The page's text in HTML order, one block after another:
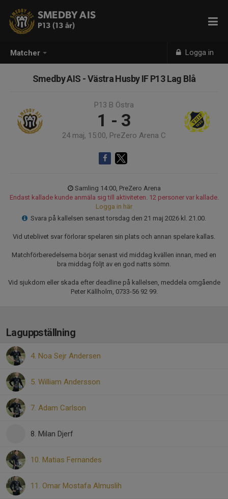
Matcher Logga in
SMEDBY AIS
P13 (13 år)
Smedby AIS - Västra Husby IF P13 Lag Blå
P13 B Östra
1 - 3
24 maj, 15:00, PreZero Arena C
Samling 14:00, PreZero Arena
Endast kallade kunde anmäla sig till aktiviteten. 12 personer var kallade.
Logga in här
Svara på kallelsen senast torsdag den 21 maj 2026 kl. 21.00.
Vid uteblivet svar förlorar spelaren sin plats och annan spelare kallas.
Matchförberedelserna börjar senast vid middag kvällen innan, med en
bra middag följt av en god natts sömn.
Vid sjukdom eller skada efter deadline på kallelsen, meddela omgående
Peter Källholm, 0733-56 92 99.
Laguppställning
4. Noa Sejr Andersen
5. William Andersson
7. Adam Carlson
8. Milan Djerf
10. Matias Fernandes
11. Omar Mostafa Almuslih